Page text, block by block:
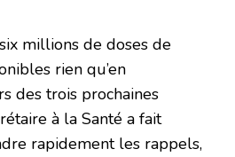
millions de doses de
rien qu’en
des trois prochaines
à la Santé a fait
rapidement les rappels,